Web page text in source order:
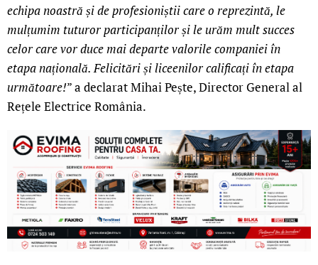
echipa noastră și de profesioniștii care o reprezintă, le
mulțumim tuturor participanților și le urăm mult succes
celor care vor duce mai departe valorile companiei în
etapa națională. Felicitări și liceenilor calificați în etapa
următoare!” a declarat Mihai Pește, Director General al
Rețele Electrice România.